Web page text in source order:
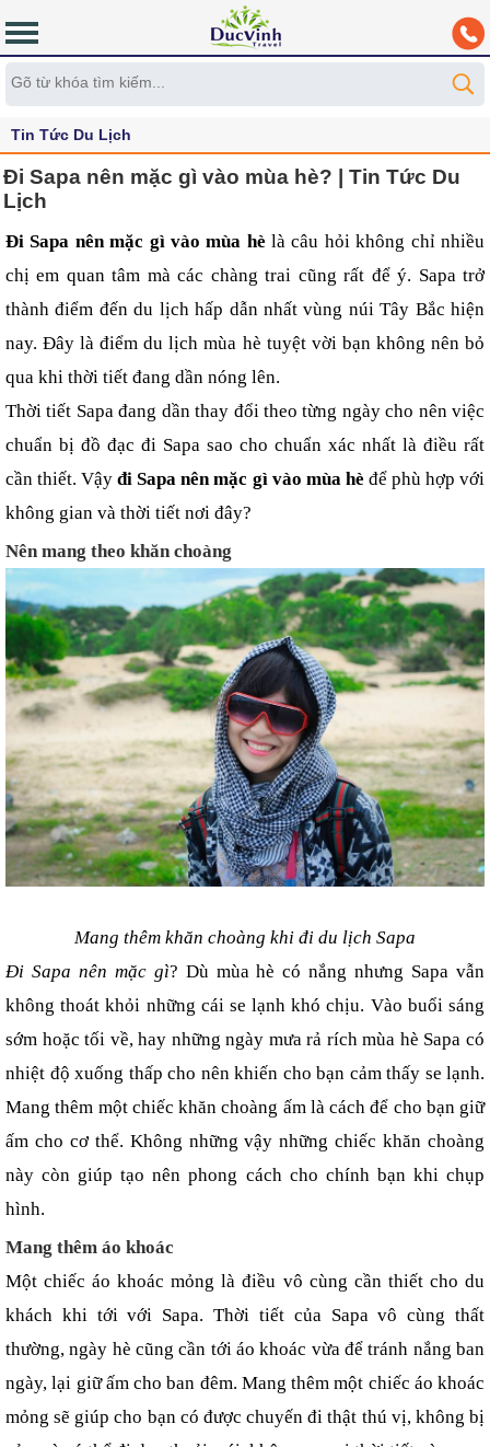
Tin Tức Du Lịch
Đi Sapa nên mặc gì vào mùa hè? | Tin Tức Du
Lịch
Đi Sapa nên mặc gì vào mùa hè là câu hỏi không chỉ nhiều
chị em quan tâm mà các chàng trai cũng rất để ý. Sapa trở
thành điểm đến du lịch hấp dẫn nhất vùng núi Tây Bắc hiện
nay. Đây là điểm du lịch mùa hè tuyệt vời bạn không nên bỏ
qua khi thời tiết đang dần nóng lên.
Thời tiết Sapa đang dần thay đổi theo từng ngày cho nên việc
chuẩn bị đồ đạc đi Sapa sao cho chuẩn xác nhất là điều rất
cần thiết. Vậy đi Sapa nên mặc gì vào mùa hè để phù hợp với
không gian và thời tiết nơi đây?
Nên mang theo khăn choàng
Mang thêm khăn choàng khi đi du lịch Sapa
Đi Sapa nên mặc gì? Dù mùa hè có nắng nhưng Sapa vẫn
không thoát khỏi những cái se lạnh khó chịu. Vào buổi sáng
sớm hoặc tối về, hay những ngày mưa rả rích mùa hè Sapa có
nhiệt độ xuống thấp cho nên khiến cho bạn cảm thấy se lạnh.
Mang thêm một chiếc khăn choàng ấm là cách để cho bạn giữ
ấm cho cơ thể. Không những vậy những chiếc khăn choàng
này còn giúp tạo nên phong cách cho chính bạn khi chụp
hình.
Mang thêm áo khoác
Một chiếc áo khoác mỏng là điều vô cùng cần thiết cho du
khách khi tới với Sapa. Thời tiết của Sapa vô cùng thất
thường, ngày hè cũng cần tới áo khoác vừa để tránh nắng ban
ngày, lại giữ ấm cho ban đêm. Mang thêm một chiếc áo khoác
mỏng sẽ giúp cho bạn có được chuyến đi thật thú vị, không bị